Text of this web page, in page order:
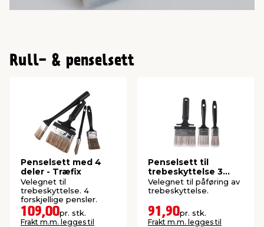
Rull- & penselsett
Penselsett med 4
deler - Træfix
Velegnet til
trebeskyttelse. 4
forskjellige pensler.
109,00pr. stk.
Frakt m.m. legges til
Penselsett til
trebeskyttelse 3
deler
Velegnet til påføring av
trebeskyttelse.
91,90pr. stk.
Frakt m.m. legges til